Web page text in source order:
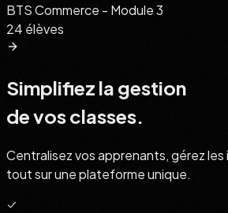
BTS Commerce - Module 3
24 élèves
Simplifiez la gestion
de vos classes.
Centralisez vos apprenants, gérez
tout sur une plateforme unique.